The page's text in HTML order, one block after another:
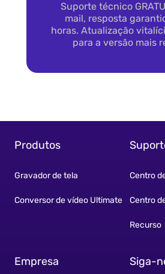
Suporte técnico
mail, resposta
horas. Atualização
para a versão mais
Produtos
Gravador de tela
Conversor de vídeo Ultimate
Centro
Centro
Recurso
Empresa Siga-